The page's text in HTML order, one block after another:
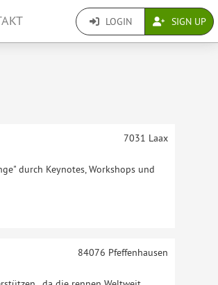
LOGIN SIGN UP
durch Keynotes, Workshops und
7031 Laax
84076 Pfeffenhausen